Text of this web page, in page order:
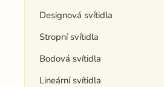
Designová svítidla
Stropní svítidla
Bodová svítidla
Lineární svítidla